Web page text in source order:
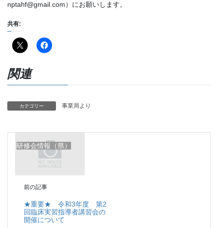
nptahf@gmail.com）にお願いします。
共有:
関連
カテゴリー 事業局より
研修会情報（県）
前の記事
★重要★ 令和3年度 第2
回臨床実習指導者講習会の
開催について